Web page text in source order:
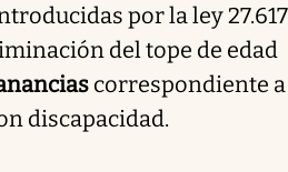
por la ley 27.617
del tope de edad
correspondiente a
discapacidad.